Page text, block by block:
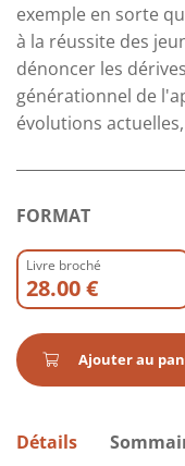
exemple en sorte
à la réussite des
dénoncer les
générationnel de
évolutions
FORMAT
Livre broché
28.00 €
Ajouter au
Détails